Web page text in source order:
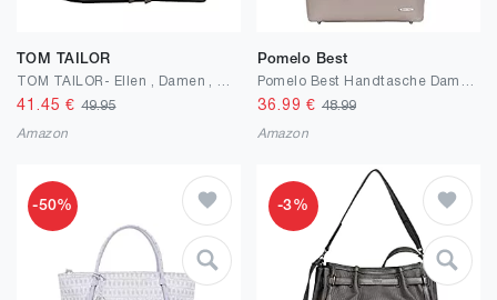
TOM TAILOR
41.45 €49.95
Amazon
Pomelo Best
36.99 € 48.99
Amazon
-50% -3%